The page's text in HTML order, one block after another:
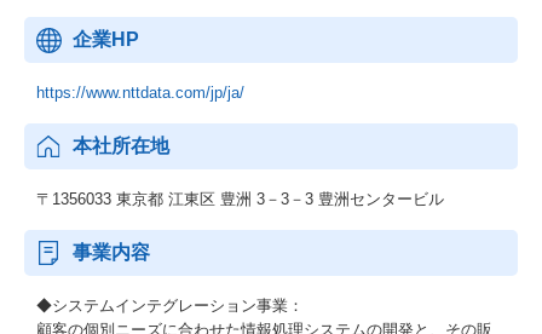
企業HP
https://www.nttdata.com/jp/ja/
本社所在地
〒1356033 東京都 江東区 豊洲 3－3－3 豊洲センタービル
事業内容
◆システムインテグレーション事業：
顧客の個別ニーズに合わせた情報処理システムの開発と、その販